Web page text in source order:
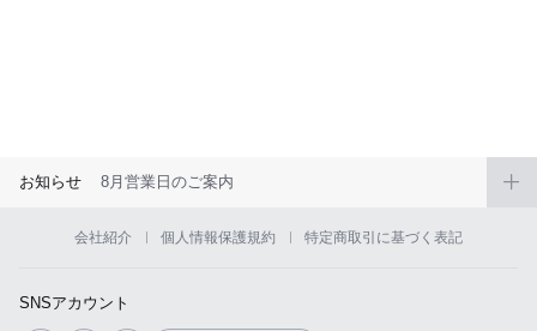
お知らせ 8月営業日のご案内
会社紹介 個人情報保護規約 特定商取引に基づく表記
SNSアカウント